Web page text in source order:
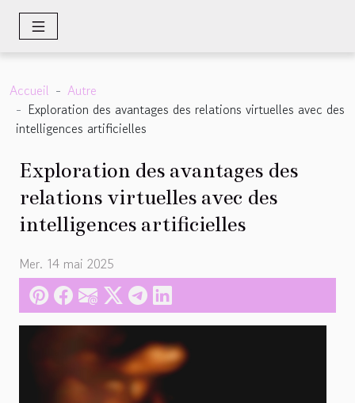
Accueil
Autre
Exploration des avantages des relations virtuelles avec des
intelligences artificielles
Exploration des avantages des
relations virtuelles avec des
intelligences artificielles
Mer. 14 mai 2025